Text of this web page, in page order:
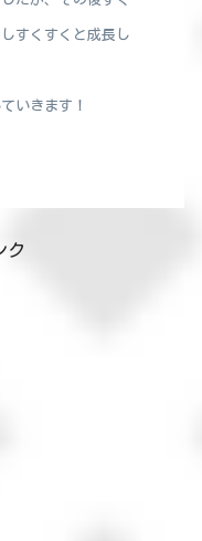
すくすくと成長し
いきます！
ク